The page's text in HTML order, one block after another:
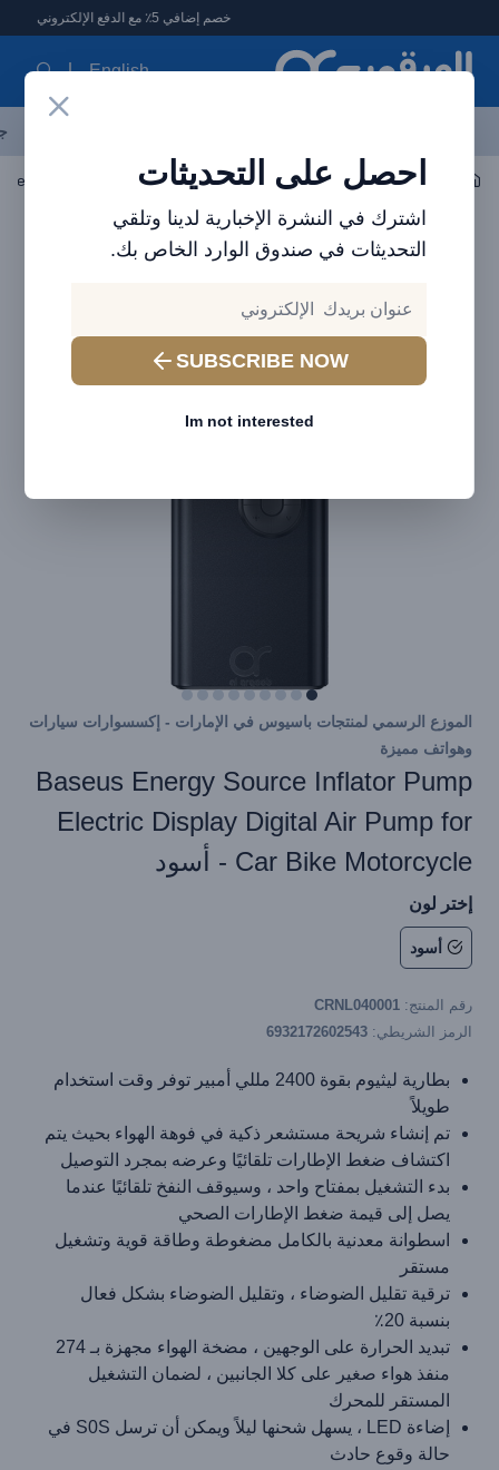
العرقوب - متجر الإلكترونيات في الإمارات
خصم إضافي 5٪ مع الدفع الإلكتروني
English
احصل على التحديثات
اشترك في النشرة الإخبارية لدينا وتلقي
التحديثات في صندوق الوارد الخاص بك.
SUBSCRIBE NOW
Im not interested
اكسسوارات السيارات اكسسوارات السيارات
الموزع الرسمي لمنتجات باسيوس في الإمارات - إكسسوارات سيارات
وهواتف مميزة
Baseus Energy Source Inflator Pump
Electric Display Digital Air Pump for
Car Bike Motorcycle - أسود
إختر لون
أسود
رقم المنتج: CRNL040001
الرمز الشريطي: 6932172602543
بطارية ليثيوم بقوة 2400 مللي أمبير توفر وقت استخدام
طويلاً
تم إنشاء شريحة مستشعر ذكية في فوهة الهواء بحيث يتم
اكتشاف ضغط الإطارات تلقائيًا وعرضه بمجرد التوصيل
بدء التشغيل بمفتاح واحد ، وسيوقف النفخ تلقائيًا عندما
يصل إلى قيمة ضغط الإطارات الصحي
اسطوانة معدنية بالكامل مضغوطة وطاقة قوية وتشغيل
مستقر
ترقية تقليل الضوضاء ، وتقليل الضوضاء بشكل فعال
بنسبة 20٪
تبديد الحرارة على الوجهين ، مضخة الهواء مجهزة بـ 274
منفذ هواء صغير على كلا الجانبين ، لضمان التشغيل
المستقر للمحرك
إضاءة LED ، يسهل شحنها ليلاً ويمكن أن ترسل S0S في
حالة وقوع حادث